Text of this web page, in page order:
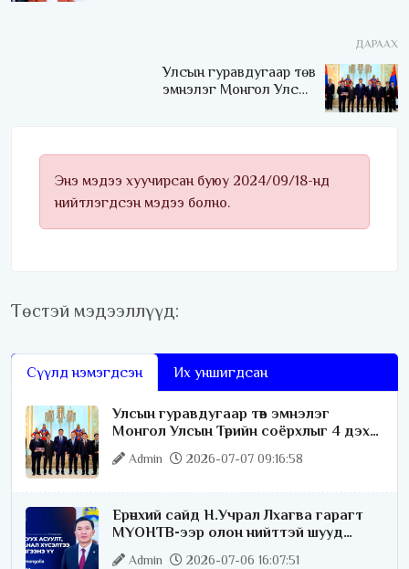
ДАРААХ
Улсын гуравдугаар төв
эмнэлэг Монгол Улсын
Энэ мэдээ хуучирсан буюу 2024/09/18-нд
нийтлэгдсэн мэдээ болно.
Төстэй мэдээллүүд:
Сүүлд нэмэгдсэн Их уншигдсан
Улсын гуравдугаар төв эмнэлэг
Монгол Улсын Төрийн соёрхлыг 4 дэх
удаагаа хүртлээ
Admin 2026-07-07 09:16:58
Ерөнхий сайд Н.Учрал Лхагва гарагт
МҮОНТВ-ээр олон нийттэй шууд
ярилцана
Admin 2026-07-06 16:07:51